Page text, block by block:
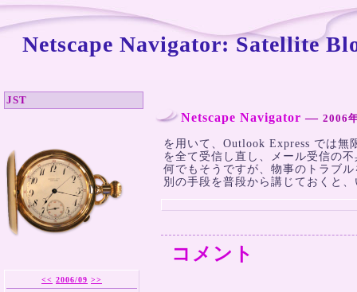
Netscape Navigator: Satellite
JST
<< 2006/09 >>
Netscape Navigator ― 2006
を用いて、Outlook Express では無
を全て受信し直し、メール受信の
何でもそうですが、物事のトラブ
別の手段を普段から講じておくと
コメント